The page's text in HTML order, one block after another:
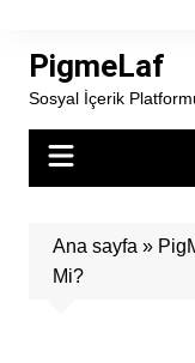
contentPigmeLaf
Sosyal İçerik
Ana sayfa »
Mi?